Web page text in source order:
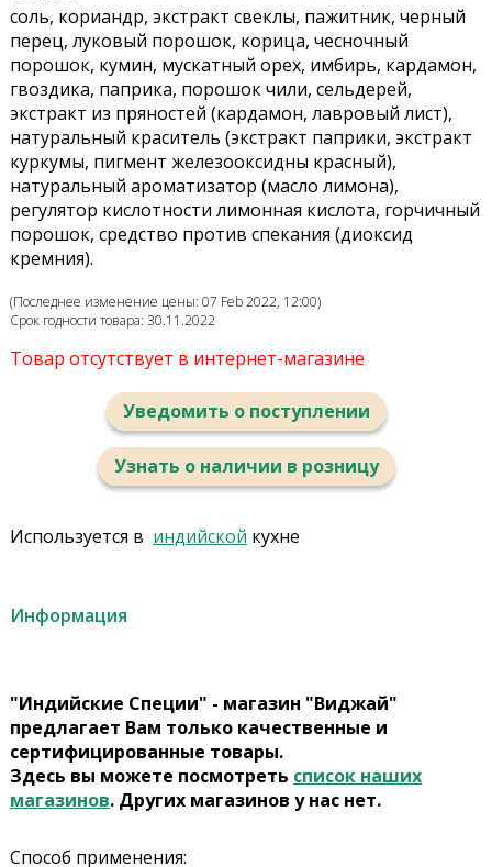
соль, кориандр, экстракт свеклы, пажитник, черный
перец, луковый порошок, корица, чесночный
порошок, кумин, мускатный орех, имбирь, кардамон,
гвоздика, паприка, порошок чили, сельдерей,
экстракт из пряностей (кардамон, лавровый лист),
натуральный краситель (экстракт паприки, экстракт
куркумы, пигмент железооксидны красный),
натуральный ароматизатор (масло лимона),
регулятор кислотности лимонная кислота, горчичный
порошок, средство против спекания (диоксид
кремния).
(Последнее изменение цены: 07 Feb 2022, 12:00)
Срок годности товара: 30.11.2022
Товар отсутствует в интернет-магазине
Уведомить о поступлении
Узнать о наличии в розницу
Используется в индийской кухне
Информация
"Индийские Специи" - магазин "Виджай"
предлагает Вам только качественные и
сертифицированные товары.
Здесь вы можете посмотреть список наших
магазинов. Других магазинов у нас нет.
Способ применения: